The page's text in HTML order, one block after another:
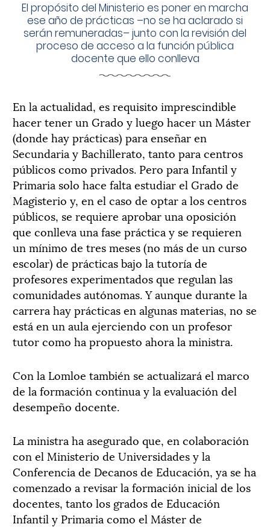
El propósito del Ministerio es poner en marcha
ese año de prácticas –no se ha aclarado si
serán remuneradas– junto con la revisión del
proceso de acceso a la función pública
docente que ello conlleva
En la actualidad, es requisito imprescindible
hacer tener un Grado y luego hacer un Máster
(donde hay prácticas) para enseñar en
Secundaria y Bachillerato, tanto para centros
públicos como privados. Pero para Infantil y
Primaria solo hace falta estudiar el Grado de
Magisterio y, en el caso de optar a los centros
públicos, se requiere aprobar una oposición
que conlleva una fase práctica y se requieren
un mínimo de tres meses (no más de un curso
escolar) de prácticas bajo la tutoría de
profesores experimentados que regulan las
comunidades autónomas. Y aunque durante la
carrera hay prácticas en algunas materias, no se
está en un aula ejerciendo con un profesor
tutor como ha propuesto ahora la ministra.
Con la Lomloe también se actualizará el marco
de la formación continua y la evaluación del
desempeño docente.
La ministra ha asegurado que, en colaboración
con el Ministerio de Universidades y la
Conferencia de Decanos de Educación, ya se ha
comenzado a revisar la formación inicial de los
docentes, tanto los grados de Educación
Infantil y Primaria como el Máster de